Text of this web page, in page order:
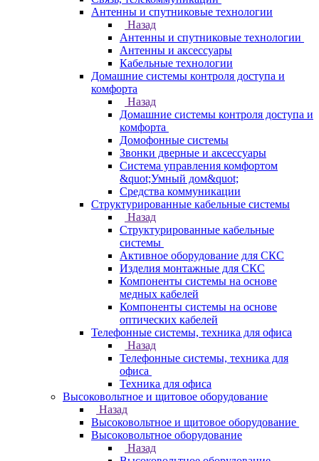
Антенны и спутниковые технологии
Назад
Антенны и спутниковые технологии
Антенны и аксессуары
Кабельные технологии
Домашние системы контроля доступа и
комфорта
Назад
Домашние системы контроля доступа и
комфорта
Домофонные системы
Звонки дверные и аксессуары
Система управления комфортом
&quot;Умный дом&quot;
Средства коммуникации
Структурированные кабельные системы
Назад
Структурированные кабельные
системы
Активное оборудование для СКС
Изделия монтажные для СКС
Компоненты системы на основе
медных кабелей
Компоненты системы на основе
оптических кабелей
Телефонные системы, техника для офиса
Назад
Телефонные системы, техника для
офиса
Техника для офиса
Высоковольтное и щитовое оборудование
Назад
Высоковольтное и щитовое оборудование
Высоковольтное оборудование
Назад